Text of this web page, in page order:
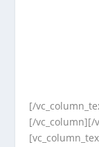
[/
[/vc_column][/